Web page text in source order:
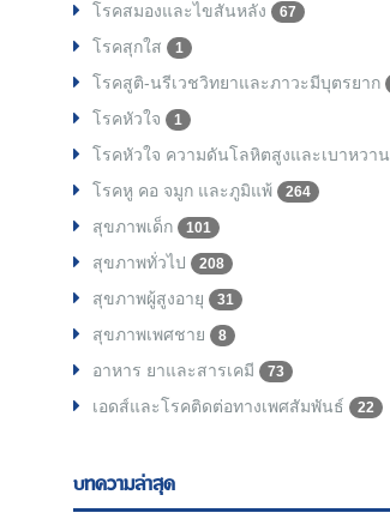
โรคสมองและไขสันหลัง 67
โรคสุกใส 1
โรคสูติ-นรีเวชวิทยาและภาวะมีบุตรยาก
โรคหัวใจ 1
โรคหัวใจ ความดันโลหิตสูงและเบาหวาน
โรคหู คอ จมูก และภูมิแพ้ 264
สุขภาพเด็ก 101
สุขภาพทั่วไป 208
สุขภาพผู้สูงอายุ 31
สุขภาพเพศชาย 8
อาหาร ยาและสารเคมี 73
เอดส์และโรคติดต่อทางเพศสัมพันธ์ 22
บทความล่าสุด